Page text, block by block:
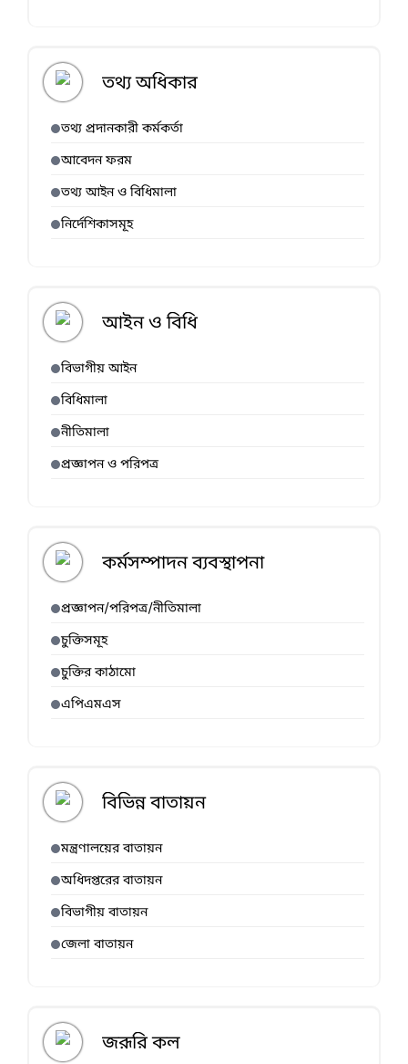
তথ্য অধিকার
তথ্য প্রদানকারী কর্মকর্তা
আবেদন ফরম
তথ্য আইন ও বিধিমালা
নির্দেশিকাসমূহ
আইন ও বিধি
বিভাগীয় আইন
বিধিমালা
নীতিমালা
প্রজ্ঞাপন ও পরিপত্র
কর্মসম্পাদন ব্যবস্থাপনা
প্রজ্ঞাপন/পরিপত্র/নীতিমালা
চুক্তিসমূহ
চুক্তির কাঠামো
এপিএমএস
বিভিন্ন বাতায়ন
মন্ত্রণালয়ের বাতায়ন
অধিদপ্তরের বাতায়ন
বিভাগীয় বাতায়ন
জেলা বাতায়ন
জরূরি কল